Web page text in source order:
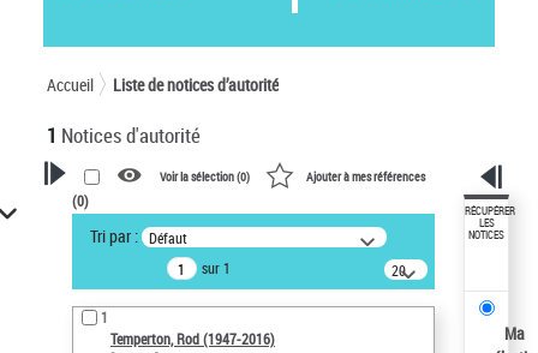
Accueil Liste de notices d’autorité
1 Notices d'autorité
VOTRE RECHERCHE
Recherche avancée dans les
notices d’autorité
Œuvres liées à l'auteur :
Temperton, Rod (1947-2016)
Voir la sélection (0) Ajouter à mes références
(0)
Tri par : Défaut
sur 1
20
résultats/page
1
Temperton, Rod (1947-2016)
RÉCUPÉRER
LES
NOTICES
Ma